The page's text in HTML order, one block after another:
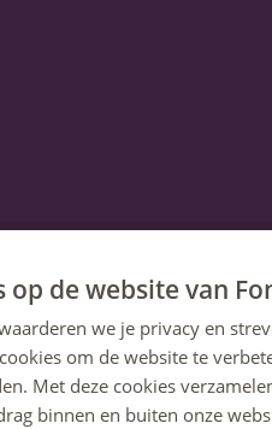
op de website van
we je privacy en
om de website te
Met deze cookies
binnen en buiten onze